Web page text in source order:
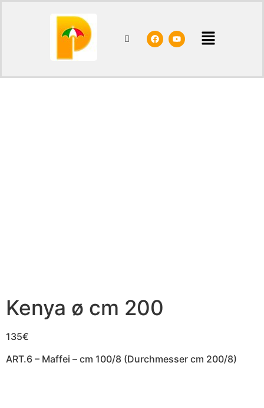
Kenya ø cm 200
135€
ART.6 – Maffei – cm 100/8 (Durchmesser cm 200/8)